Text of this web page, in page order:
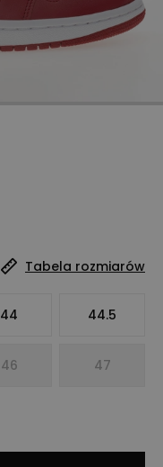
Tabela rozmiarów
44 44.5
46 47